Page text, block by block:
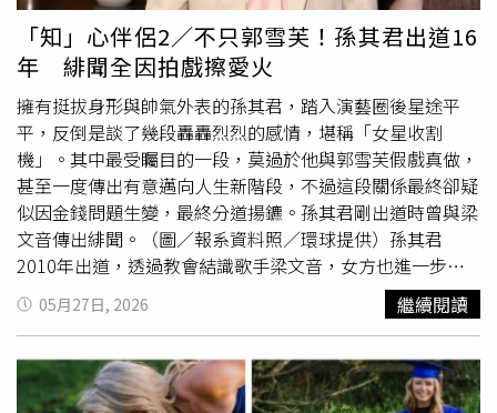
Hello Kitty、美樂蒂、庫洛米、大耳狗一次集結，根本像童
年回憶大型暴動現場。不只是可愛，而是把現在最流行的
Y2K甜酷風一起融進設計裡。（圖／品牌提供）「羅馬T字
涼鞋」就在復古輪廓上加入角色立體飾釦，既有學院感，又
帶點俏皮少女味；而「飾釦厚底涼鞋」則透過鋸齒厚底與雙
帶設計，把比例偷偷拉長，小個子女孩根本會直接愛上。不
管搭襪子、短裙還是寬褲都完全沒違和，甜妹、酷妹甚至
Y2K辣妹都能駕馭，難怪社群已經開始狂洗版。（圖／品牌
提供）MelissaX SUSAN FANG：仙氣花朵果凍鞋美到像童話
如果屬於「浪漫派女孩」，那Melissa與SUSAN FANG聯名
真的會讓人瞬間淪陷。向來以夢幻花卉與空靈設計聞名的
SUSAN FANG，這次直接把果凍鞋變成像藝術品一樣。最吸
睛的「果凍花朵T字瑪莉珍鞋」，透亮鞋身搭配立體花卉紋
理與T字輪廓，整雙鞋像把夏天花園穿上腳，走路都有種仙
氣飄出來的感覺。（圖／品牌提供）而另一雙透膚雕花鏤空
「知」心伴侶2／不只郭雪芙！孫其君出道16
年 緋聞全因拍戲擦愛火
擁有挺拔身形與帥氣外表的孫其君，踏入演藝圈後星途平
平，反倒是談了幾段轟轟烈烈的感情，堪稱「女星收割
機」。其中最受矚目的一段，莫過於他與郭雪芙假戲真做，
甚至一度傳出有意邁向人生新階段，不過這段關係最終卻疑
似因金錢問題生變，最終分道揚鑣。孫其君剛出道時曾與梁
文音傳出緋聞。（圖／報系資料照／環球提供）孫其君
2010年出道，透過教會結識歌手梁文音，女方也進一步引
薦他合作拍攝〈情人知己〉MV。之後他被拍到騎機車載梁
文音前往獸醫院接小狗，兩人戀情因而曝光。這段感情維持
約三年，期間分分合合不斷，外傳主因與孫其君異性緣佳、
又不擅於拒絕有關，讓女方長期缺乏安全感，甚至曾希望他
淡出幕前工作，但孫其君未點頭同意，雙方最終仍在2014
05月27日, 2026 繼續閱讀